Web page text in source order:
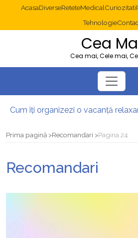
AcasaDiverseReteteMedicalCuriozitati
Tehnologie
Cea
Cea mai, Cele mai,
Cum îți organizezi o vacanță
Diverticulita: când este necesară
Prima pagină Recomandari Pagina 24
Recomandari